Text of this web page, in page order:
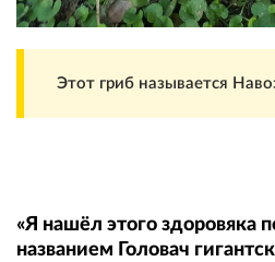
Этот гриб называется
«Я нашёл этого здоровяка
названием Головач